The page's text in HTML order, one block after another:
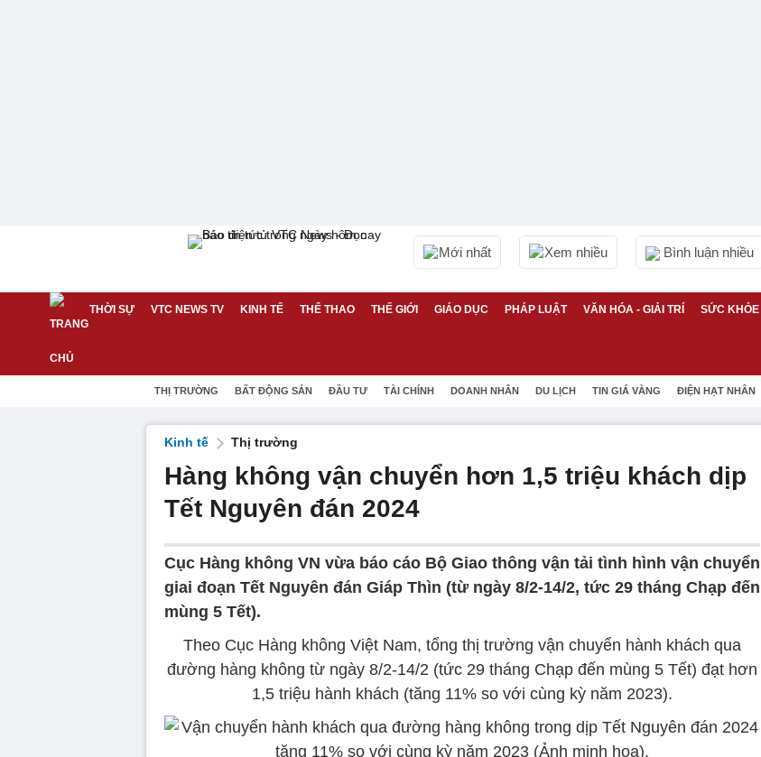
Mới nhất Xem nhiều Bình luận nhiều
THỜI SỰ VTC NEWS TV KINH TẾ THỂ THAO THẾ GIỚI GIÁO DỤC PHÁP LUẬT VĂN HÓA - GIẢI TRÍ SỨC KHỎE
THỊ TRƯỜNG BẤT ĐỘNG SẢN ĐẦU TƯ TÀI CHÍNH DOANH NHÂN DU LỊCH TIN GIÁ VÀNG ĐIỆN HẠT NHÂN
Kinh tế Thị trường
Hàng không vận chuyển hơn 1,5 triệu khách dịp
Tết Nguyên đán 2024
Cục Hàng không VN vừa báo cáo Bộ Giao thông vận tải tình hình vận chuyển
giai đoạn Tết Nguyên đán Giáp Thìn (từ ngày 8/2-14/2, tức 29 tháng Chạp đến
mùng 5 Tết).
Theo Cục Hàng không Việt Nam, tổng thị trường vận chuyển hành khách qua
đường hàng không từ ngày 8/2-14/2 (tức 29 tháng Chạp đến mùng 5 Tết) đạt hơn
1,5 triệu hành khách (tăng 11% so với cùng kỳ năm 2023).